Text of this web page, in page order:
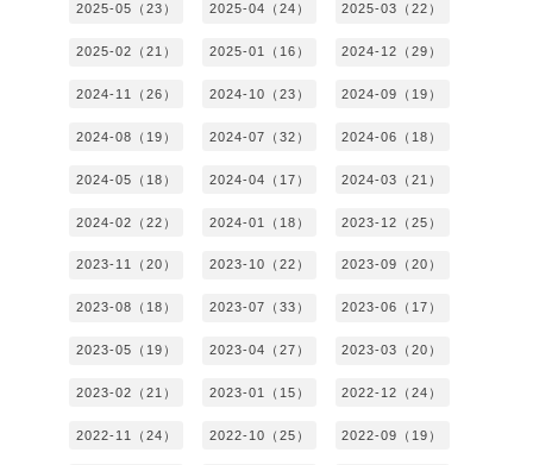
2025-05（23） 2025-04（24） 2025-03（22）
2025-02（21） 2025-01（16） 2024-12（29）
2024-11（26） 2024-10（23） 2024-09（19）
2024-08（19） 2024-07（32） 2024-06（18）
2024-05（18） 2024-04（17） 2024-03（21）
2024-02（22） 2024-01（18） 2023-12（25）
2023-11（20） 2023-10（22） 2023-09（20）
2023-08（18） 2023-07（33） 2023-06（17）
2023-05（19） 2023-04（27） 2023-03（20）
2023-02（21） 2023-01（15） 2022-12（24）
2022-11（24） 2022-10（25） 2022-09（19）